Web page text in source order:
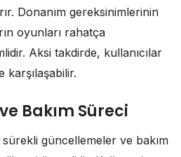
Donanım gereksinimlerinin
oyunları rahatça
Aksi takdirde, kullanıcılar
karşılaşabilir.
Bakım Süreci
güncellemeler ve bakım